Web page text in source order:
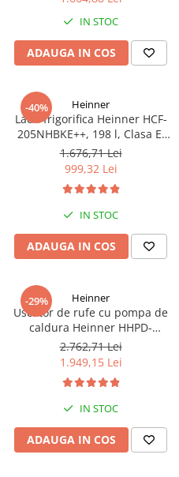
IN STOC
ADAUGA IN COS
-40% Heinner
Lada frigorifica Heinner HCF-
205NHBKE++, 198 l, Clasa E,
Compresor inverter, Display
waterproof, Negru
1.676,71 Lei
999,32 Lei
IN STOC
ADAUGA IN COS
-29% Heinner
Uscator de rufe cu pompa de
caldura Heinner HHPD-
V9T2KA++ Capacitate 9kg,
Clasa A++, 15 programe,
Display LED, Program Baby
Care, Functie anti-sifonare
2.762,71 Lei
1.949,15 Lei
IN STOC
ADAUGA IN COS